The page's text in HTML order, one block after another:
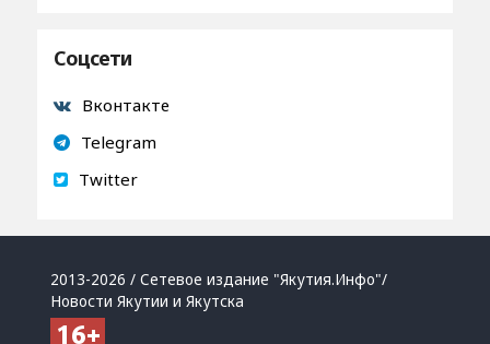
Соцсети
Вконтакте
Telegram
Twitter
2013-2026 / Сетевое издание "Якутия.Инфо"/
Новости Якутии и Якутска